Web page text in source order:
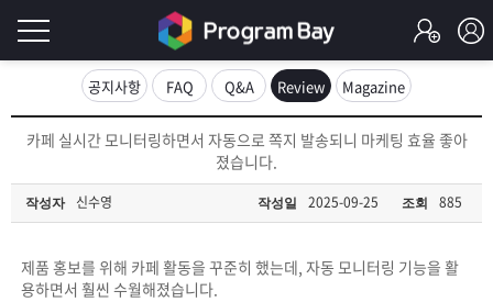
그
이
로
Q&A
공지사항 FAQ Q&A Review Magazine
카페 실시간 모니터링하면서 자동으로 쪽지 발송되니 마케팅 효율 좋아
졌습니다.
작성자 신수영 작성일 2025-09-25 조회 885
제품 홍보를 위해 카페 활동을 꾸준히 했는데, 자동 모니터링 기능을 활
용하면서 훨씬 수월해졌습니다.